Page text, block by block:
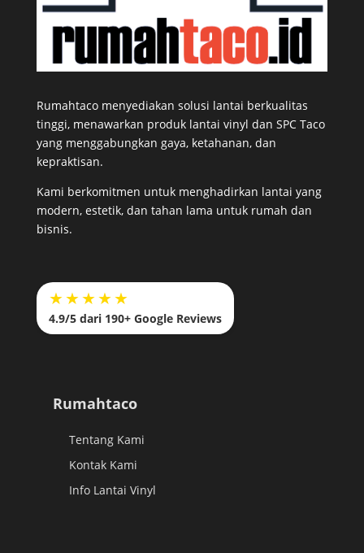
Rumahtaco menyediakan solusi lantai berkualitas
tinggi, menawarkan produk lantai vinyl dan SPC Taco
yang menggabungkan gaya, ketahanan, dan
kepraktisan.
Kami berkomitmen untuk menghadirkan lantai yang
modern, estetik, dan tahan lama untuk rumah dan
bisnis.
★★★★★
4.9/5 dari 190+ Google Reviews
Rumahtaco
Tentang Kami
Kontak Kami
Info Lantai Vinyl